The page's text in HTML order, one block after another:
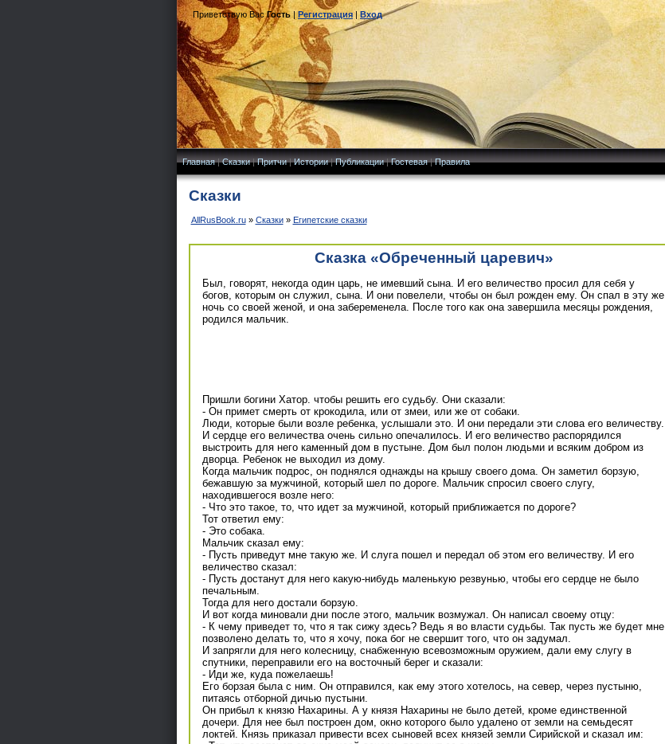
Приветствую Вас Гость|Регистрация|Вход
Главная|Сказки|Притчи|Истории|Публикации|Гостевая|Правила
Сказки
AllRusBook.ru» Сказки» Египетские сказки
Сказка «Обреченный царевич»
Был, говорят, некогда один царь, не имевший сына. И его величество просил для себя у
богов, которым он служил, сына. И они повелели, чтобы он был рожден ему. Он спал в эту же
ночь со своей женой, и она забеременела. После того как она завершила месяцы рождения,
родился мальчик.
Пришли богини Хатор. чтобы решить его судьбу. Они сказали:
- Он примет смерть от крокодила, или от змеи, или же от собаки.
Люди, которые были возле ребенка, услышали это. И они передали эти слова его величеству.
И сердце его величества очень сильно опечалилось. И его величество распорядился
выстроить для него каменный дом в пустыне. Дом был полон людьми и всяким добром из
дворца. Ребенок не выходил из дому.
Когда мальчик подрос, он поднялся однажды на крышу своего дома. Он заметил борзую,
бежавшую за мужчиной, который шел по дороге. Мальчик спросил своего слугу,
находившегося возле него:
- Что это такое, то, что идет за мужчиной, который приближается по дороге?
Тот ответил ему:
- Это собака.
Мальчик сказал ему:
- Пусть приведут мне такую же. И слуга пошел и передал об этом его величеству. И его
величество сказал:
- Пусть достанут для него какую-нибудь маленькую резвунью, чтобы его сердце не было
печальным.
Тогда для него достали борзую.
И вот когда миновали дни после этого, мальчик возмужал. Он написал своему отцу:
- К чему приведет то, что я так сижу здесь? Ведь я во власти судьбы. Так пусть же будет мне
позволено делать то, что я хочу, пока бог не свершит того, что он задумал.
И запрягли для него колесницу, снабженную всевозможным оружием, дали ему слугу в
спутники, переправили его на восточный берег и сказали:
- Иди же, куда пожелаешь!
Его борзая была с ним. Он отправился, как ему этого хотелось, на север, через пустыню,
питаясь отборной дичью пустыни.
Он прибыл к князю Нахарины. А у князя Нахарины не было детей, кроме единственной
дочери. Для нее был построен дом, окно которого было удалено от земли на семьдесят
локтей. Князь приказал привести всех сыновей всех князей земли Сирийской и сказал им: